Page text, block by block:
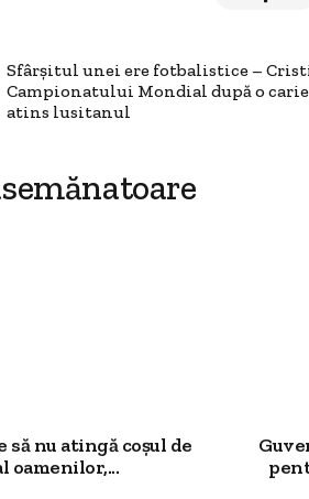
Sfârșitul unei ere fotbalistice –
Campionatului Mondial după o
atins lusitanul
nu atingă coșul de
oamenilor,...